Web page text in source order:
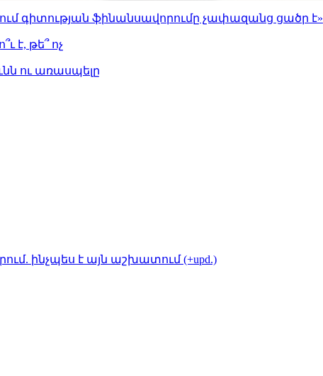
գիտության ֆինանսավորումը չափազանց ցածր է»
է, թե՞ ոչ
ու առասպելը
ինչպես է այն աշխատում (+upd.)